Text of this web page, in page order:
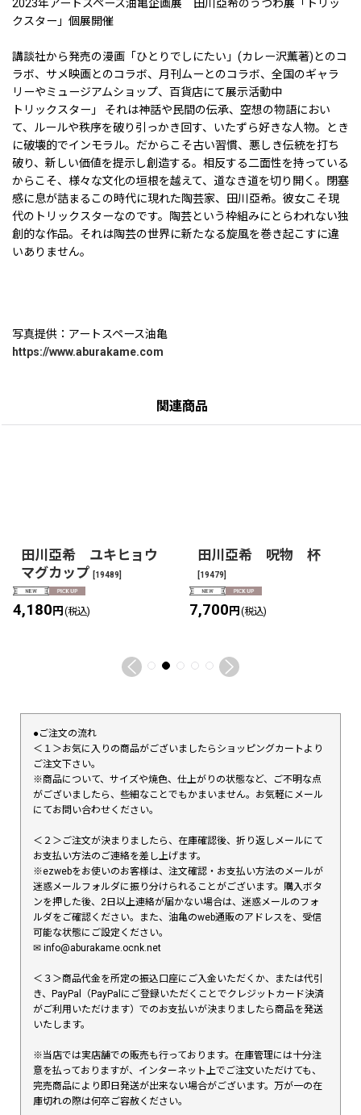
2023年アートスペース油亀企画展 田川亞希のうつわ展「トリッ
クスター」個展開催
講談社から発売の漫画「ひとりでしにたい」(カレー沢薫著)とのコ
ラボ、サメ映画とのコラボ、月刊ムーとのコラボ、全国のギャラ
リーやミュージアムショップ、百貨店にて展示活動中
トリックスター」 それは神話や民間の伝承、空想の物語におい
て、ルールや秩序を破り引っかき回す、いたずら好きな人物。とき
に破壊的でインモラル。だからこそ古い習慣、悪しき伝統を打ち
破り、新しい価値を提示し創造する。相反する二面性を持っている
からこそ、様々な文化の垣根を越えて、道なき道を切り開く。閉塞
感に息が詰まるこの時代に現れた陶芸家、田川亞希。彼女こそ現
代のトリックスターなのです。陶芸という枠組みにとらわれない独
創的な作品。それは陶芸の世界に新たなる旋風を巻き起こすに違
いありません。
写真提供：アートスペース油亀
https://www.aburakame.com
関連商品
田川亞希 ユキヒョウ
マグカップ [19489]
4,180円 (税込)
田川亞希 呪物 杯
[19479]
7,700円 (税込)
●ご注文の流れ
＜１＞お気に入りの商品がございましたらショッピングカートより
ご注文下さい。
※商品について、サイズや焼色、仕上がりの状態など、ご不明な点
がございましたら、些細なことでもかまいません。お気軽にメール
にてお問い合わせください。
＜２＞ご注文が決まりましたら、在庫確認後、折り返しメールにて
お支払い方法のご連絡を差し上げます。
※ezwebをお使いのお客様は、注文確認・お支払い方法のメールが
迷惑メールフォルダに振り分けられることがございます。購入ボタ
ンを押した後、2日以上連絡が届かない場合は、迷惑メールのフォ
ルダをご確認ください。また、油亀のweb通販のアドレスを、受信
可能な状態にご設定ください。
✉︎ info@aburakame.ocnk.net
＜３＞商品代金を所定の振込口座にご入金いただくか、または代引
き、PayPal（PayPalにご登録いただくことでクレジットカード決済
がご利用いただけます）でのお支払いが決まりましたら商品を発送
いたします。
※当店では実店舗での販売も行っております。在庫管理には十分注
意を払っておりますが、インターネット上でご注文いただけても、
完売商品により即日発送が出来ない場合がございます。万が一の在
庫切れの際は何卒ご容赦ください。